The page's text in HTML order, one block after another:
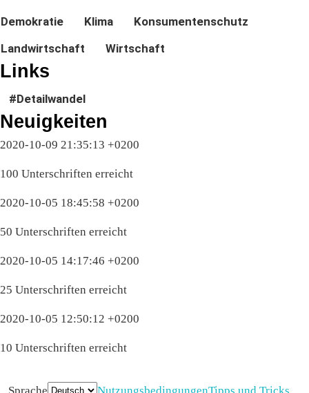
Demokratie Klima
Konsumentenschutz
Landwirtschaft
Wirtschaft
Links
#Detailwandel
Neuigkeiten
2020-10-09 21:35:13 +0200
100 Unterschriften erreicht
2020-10-05 18:45:58 +0200
50 Unterschriften erreicht
2020-10-05 14:17:46 +0200
25 Unterschriften erreicht
2020-10-05 12:50:12 +0200
10 Unterschriften erreicht